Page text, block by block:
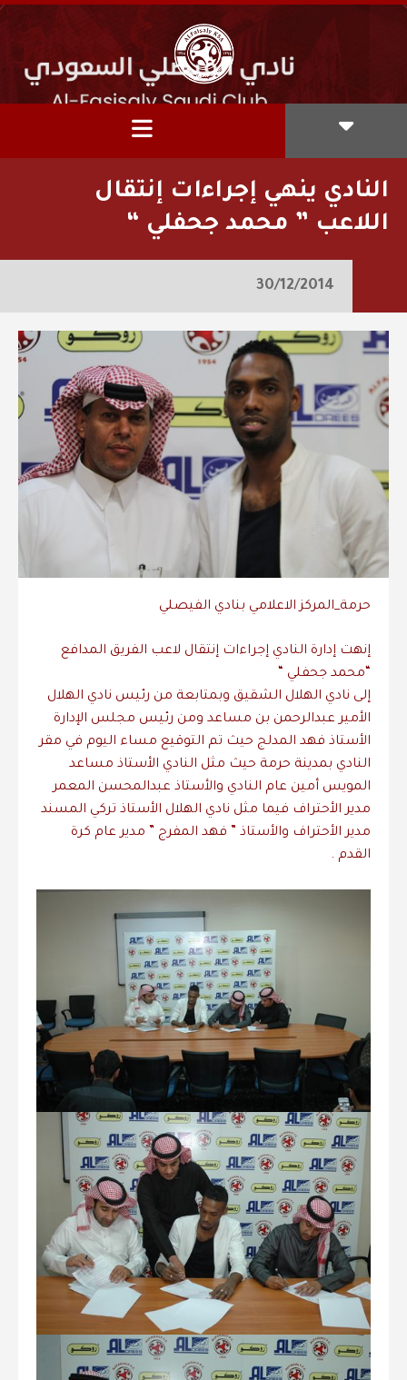
النادي ينهي إجراءات إنتقال
اللاعب ” محمد جحفلي “
30/12/2014
حرمة_المركز الاعلامي بنادي الفيصلي
إنهت إدارة النادي إجراءات إنتقال لاعب الفريق المدافع
“محمد جحفلي “
إلى نادي الهلال الشقيق وبمتابعة من رئيس نادي الهلال
الأمير عبدالرحمن بن مساعد ومن رئيس مجلس الإدارة
الأستاذ فهد المدلج حيث تم التوقيع مساء اليوم في مقر
النادي بمدينة حرمة حيث مثل النادي الأستاذ مساعد
المويس أمين عام النادي والأستاذ عبدالمحسن المعمر
مدير الأحتراف فيما مثل نادي الهلال الأستاذ تركي المسند
مدير الأحتراف والأستاذ ” فهد المفرج ” مدير عام كرة
القدم .